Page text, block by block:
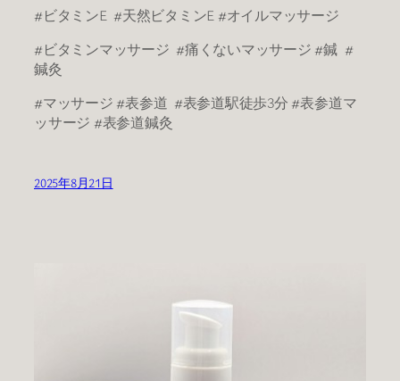
#ビタミンE #天然ビタミンE #オイルマッサージ
#ビタミンマッサージ #痛くないマッサージ #鍼 #
鍼灸
#マッサージ #表参道 #表参道駅徒歩3分 #表参道マ
ッサージ #表参道鍼灸
2025年8月21日